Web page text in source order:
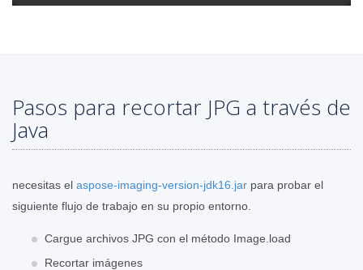
Pasos para recortar JPG a través de
Java
necesitas el aspose-imaging-version-jdk16.jar para probar el
siguiente flujo de trabajo en su propio entorno.
Cargue archivos JPG con el método Image.load
Recortar imágenes